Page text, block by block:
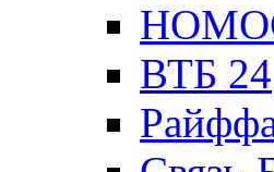
ВТБ 24